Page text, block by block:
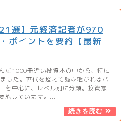
選】元経済記者が970
ポイントを要約【最新
だ1000冊近い投資本の中から、特に
した。世代を超えて読み継がれるバ
を中心に、レベル別に分類。投資家
約しています。...